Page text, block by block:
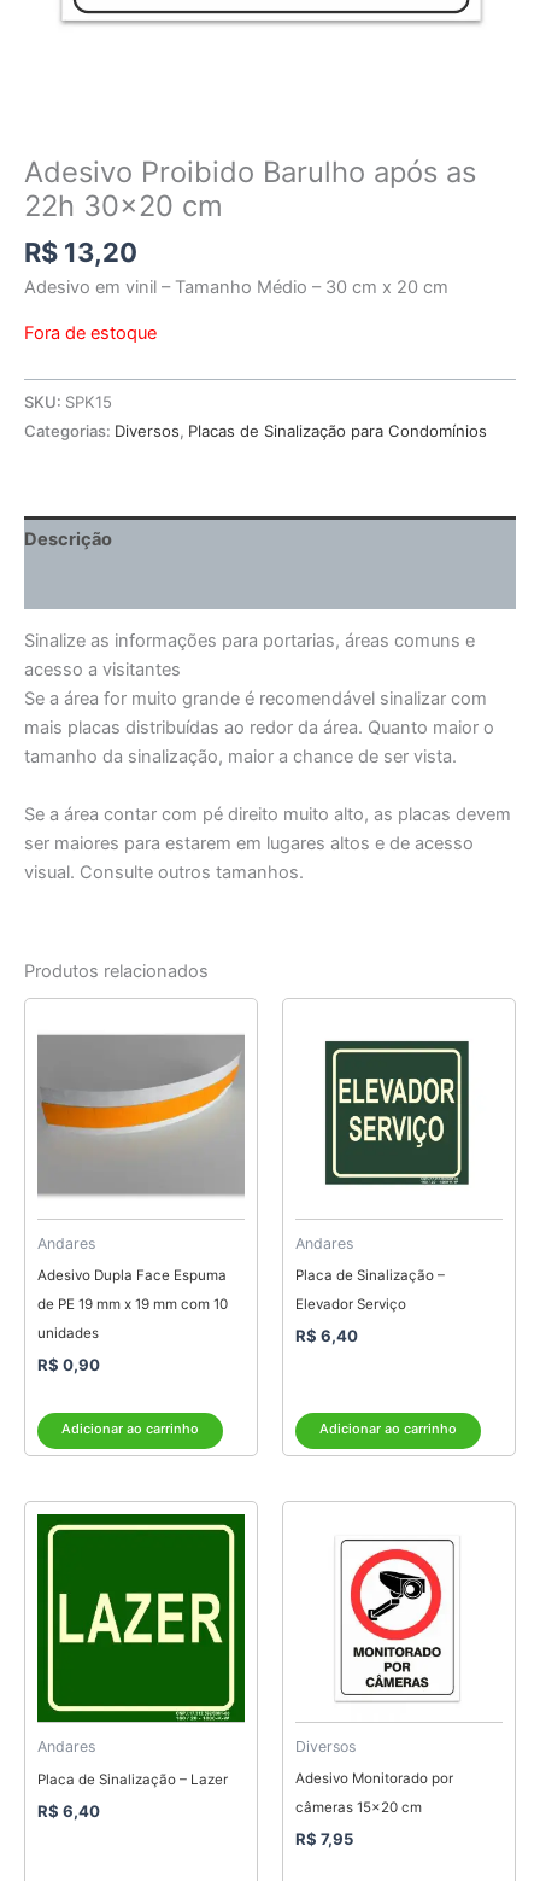
Adesivo Proibido Barulho após as
22h 30×20 cm
R$ 13,20
Adesivo em vinil – Tamanho Médio – 30 cm x 20 cm
Fora de estoque
SKU: SPK15
Categorias: Diversos, Placas de Sinalização para Condomínios
Descrição
Sinalize as informações para portarias, áreas comuns e
acesso a visitantes
Se a área for muito grande é recomendável sinalizar com
mais placas distribuídas ao redor da área. Quanto maior o
tamanho da sinalização, maior a chance de ser vista.
Se a área contar com pé direito muito alto, as placas devem
ser maiores para estarem em lugares altos e de acesso
visual. Consulte outros tamanhos.
Produtos relacionados
Andares
Adesivo Dupla Face Espuma
de PE 19 mm x 19 mm com 10
unidades
R$ 0,90
Adicionar ao carrinho
Andares
Placa de Sinalização –
Elevador Serviço
R$ 6,40
Adicionar ao carrinho
Andares
Placa de Sinalização – Lazer
R$ 6,40
Diversos
Adesivo Monitorado por
câmeras 15×20 cm
R$ 7,95